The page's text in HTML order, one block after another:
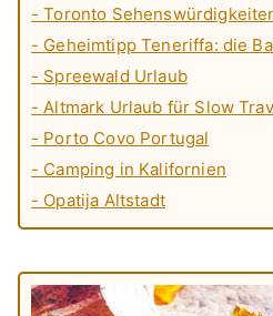
- Toronto
- Geheimtipp Teneriffa: die
- Spreewald Urlaub
- Altmark Urlaub für Slow
- Porto Covo Portugal
- Camping in Kalifornien
- Opatija Altstadt